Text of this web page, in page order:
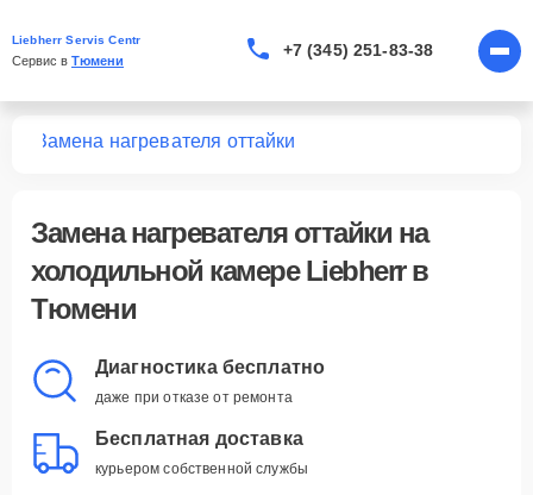
Liebherr Servis Centr
Сервис в Тюмени
+7 (345) 251-83-38
Замена нагревателя оттайки
Замена нагревателя оттайки на
холодильной камере Liebherr в
Тюмени
Диагностика бесплатно
даже при отказе от ремонта
Бесплатная доставка
курьером собственной службы